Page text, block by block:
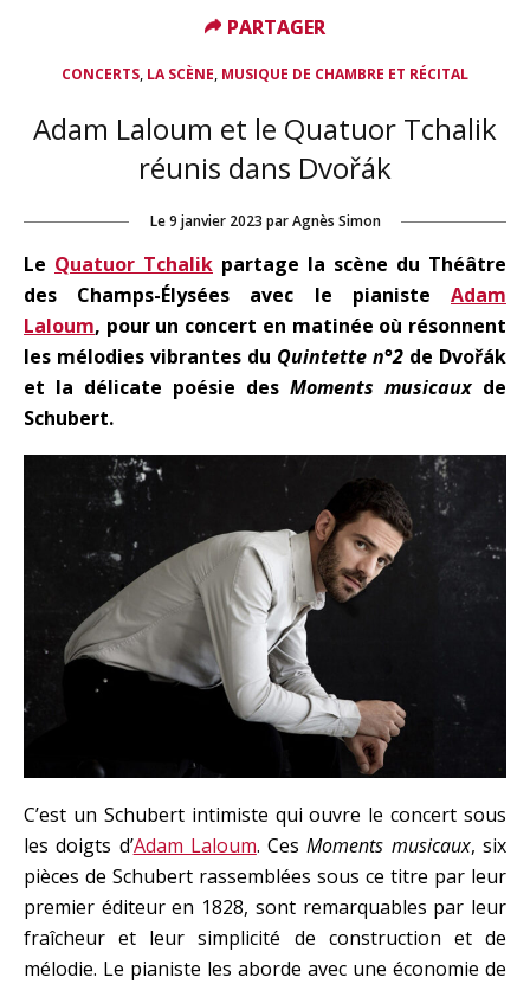
CONCERTS, LA SCÈNE, MUSIQUE DE CHAMBRE ET RÉCITAL
Adam Laloum et le Quatuor Tchalik
réunis dans Dvořák
Le9 janvier 2023 par Agnès Simon
Le Quatuor Tchalik partage la scène du Théâtre
des Champs-Élysées avec le pianiste Adam
Laloum, pour un concert en matinée où résonnent
les mélodies vibrantes du Quintette n°2 de Dvořák
et la délicate poésie des Moments musicaux de
Schubert.
C’est un Schubert intimiste qui ouvre le concert sous
les doigts d’Adam Laloum. CesMoments musicaux, six
pièces de Schubert rassemblées sous ce titre par leur
premier éditeur en 1828, sont remarquables par leur
fraîcheur et leur simplicité de construction et de
mélodie. Le pianiste les aborde avec une économie de
PARTAGER
PARTAGER